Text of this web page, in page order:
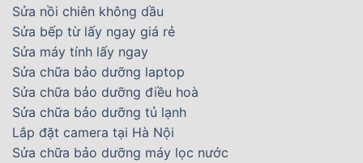
Sửa nồi chiên không dầu
Sửa bếp từ lấy ngay giá rẻ
Sửa máy tính lấy ngay
Sửa chữa bảo dưỡng laptop
Sửa chữa bảo dưỡng điều hoà
Sửa chữa bảo dưỡng tủ lạnh
Lắp đặt camera tại Hà Nội
Sửa chữa bảo dưỡng máy lọc nước